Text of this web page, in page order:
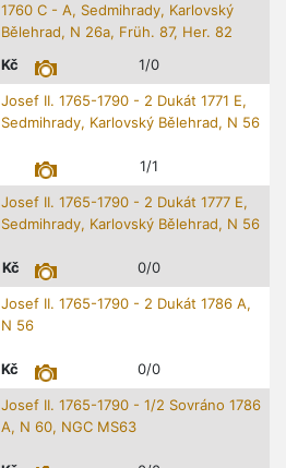
1760 C - A, Sedmihrady, Karlovský
Bělehrad, N 26a, Früh. 87, Her. 82
Kč 1/0
Josef II. 1765-1790 - 2 Dukát 1771 E,
Sedmihrady, Karlovský Bělehrad, N 56
1/1
Josef II. 1765-1790 - 2 Dukát 1777 E,
Sedmihrady, Karlovský Bělehrad, N 56
Kč 0/0
Josef II. 1765-1790 - 2 Dukát 1786 A,
N 56
Kč 0/0
Josef II. 1765-1790 - 1/2 Sovráno 1786
A, N 60, NGC MS63